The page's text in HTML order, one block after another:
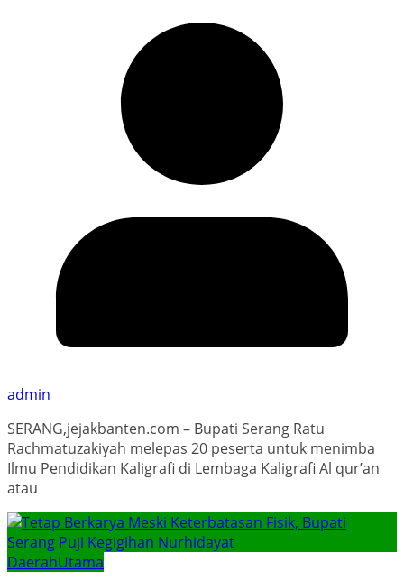
admin
SERANG,jejakbanten.com – Bupati Serang Ratu
Rachmatuzakiyah melepas 20 peserta untuk menimba
Ilmu Pendidikan Kaligrafi di Lembaga Kaligrafi Al qur’an
atau
DaerahUtama